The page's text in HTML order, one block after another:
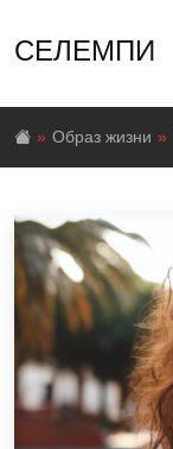
СЕЛЕМПИ
Образ жизни